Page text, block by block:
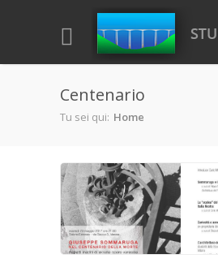
Salta al contenuto principale
Centenario
Tu sei qui: Home